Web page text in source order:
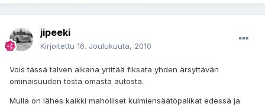
jipeeki
Kirjoitettu 16. Joulukuuta, 2010
Vois tässä talven aikana yrittää fiksata yhden ärsyttävän
ominaisuuden tosta omasta autosta.
Mulla on lähes kaikki maholliset kulmiensäätöpalikat edessä ja